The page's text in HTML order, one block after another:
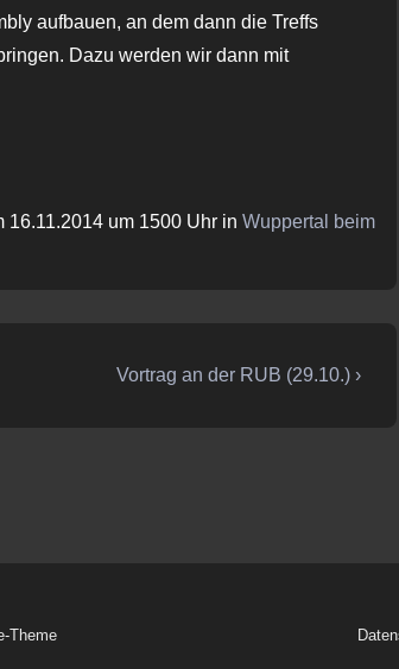
aufbauen, an dem dann die Treffs
Dazu werden wir dann mit
16.11.2014 um 1500 Uhr in Wuppertal beim
Nächster
Vortrag an der RUB (29.10.) ›
Theme